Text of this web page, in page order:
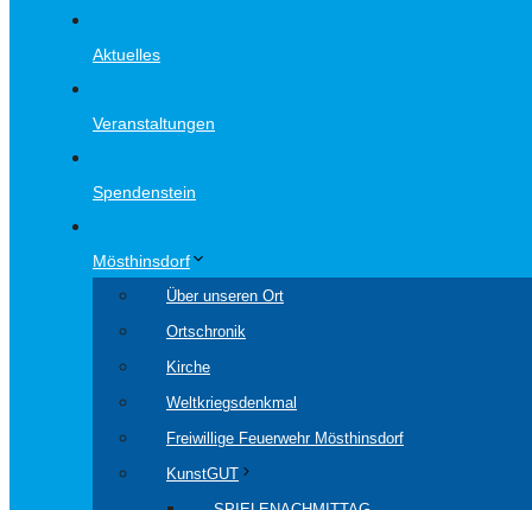
Aktuelles
Veranstaltungen
Spendenstein
Mösthinsdorf
Über unseren Ort
Ortschronik
Kirche
Weltkriegsdenkmal
Freiwillige Feuerwehr Mösthinsdorf
KunstGUT